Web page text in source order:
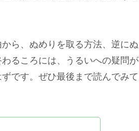
ら、ぬめりを取る方法、逆にぬ
るころには、うるいへの疑問が
です。ぜひ最後まで読んでみて